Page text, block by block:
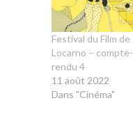
Festival du Film de
Locarno – compte-
rendu 4
11 août 2022
Dans "Cinéma"